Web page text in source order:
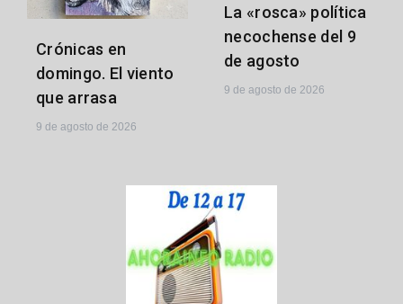
Crónicas en
domingo. El viento
que arrasa
9 de agosto de 2026
La «rosca» política
necochense del 9
de agosto
9 de agosto de 2026